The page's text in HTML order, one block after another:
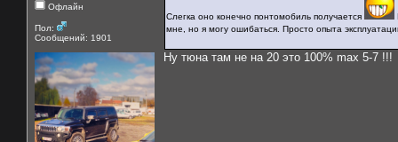
Офлайн
Пол:
Сообщений: 1901
Слегка оно конечно понтомобиль получается
мне, но я могу ошибаться. Просто опыта
Ну тюна там не на 20 это 100% max 5-7 !!!